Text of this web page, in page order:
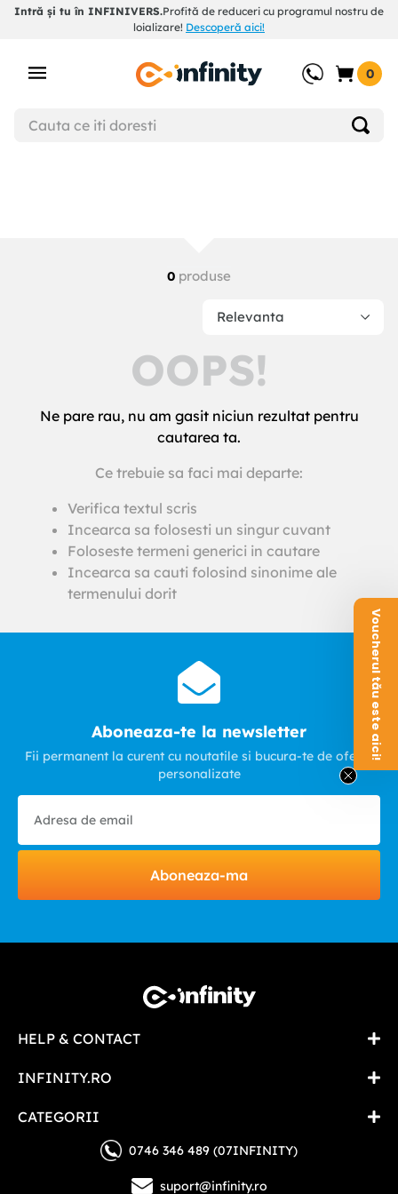
Intră și tu în INFINIVERS.Profită de reduceri cu programul nostru de
loializare! Descoperă aici!
0
0 produse
Relevanta
OOPS!
Ne pare rau, nu am gasit niciun rezultat pentru
cautarea ta.
Ce trebuie sa faci mai departe:
Verifica textul scris
Incearca sa folosesti un singur cuvant
Foloseste termeni generici in cautare
Incearca sa cauti folosind sinonime ale
termenului dorit
Aboneaza-te la newsletter
Fii permanent la curent cu noutatile si bucura-te de oferte
personalizate
Aboneaza-ma
HELP & CONTACT
INFINITY.RO
CATEGORII
0746 346 489 (07INFINITY)
suport@infinity.ro
Voucherul tău este aici!